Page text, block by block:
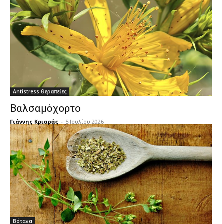
Antistress Θεραπείες
Βαλσαμόχορτο
Γιάννης Κριαράς - 5 Ιουλίου 2026
Βότανα